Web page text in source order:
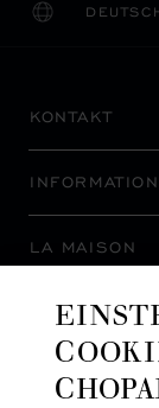
LAND
KONTAKT
LA MAISON
AUF DEM